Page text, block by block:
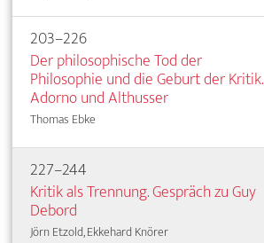
203–226
Der philosophische Tod der
Philosophie und die Geburt der Kritik.
Adorno und Althusser
Thomas Ebke
227–244
Kritik als Trennung. Gespräch zu Guy
Debord
Jörn Etzold, Ekkehard Knörer